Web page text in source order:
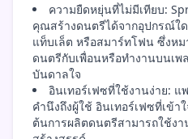
ความยืดหยุ่นที่ไม่มีเทียบ:
คุณสร้างดนตรีได้จากอุปกรณ์ใ
แท็บเล็ต หรือสมาร์ทโฟน ซึ่งห
ดนตรีกับเพื่อนหรือทำงานบนเ
บันดาลใจ
อินเทอร์เฟซที่ใช้งานง่าย:
คำนึงถึงผู้ใช้ อินเทอร์เฟซที่เข้า
ต้นการผลิตดนตรีสามารถใช้งา